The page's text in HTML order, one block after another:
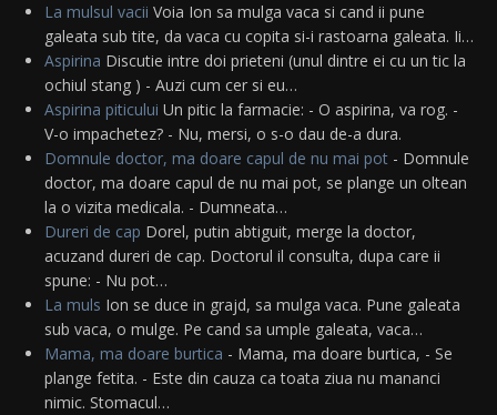
La mulsul vacii Voia Ion sa mulga vaca si cand ii pune
galeata sub tite, da vaca cu copita si-i rastoarna galeata. Ii…
Aspirina Discutie intre doi prieteni (unul dintre ei cu un tic la
ochiul stang ) - Auzi cum cer si eu…
Aspirina piticului Un pitic la farmacie: - O aspirina, va rog. -
V-o impachetez? - Nu, mersi, o s-o dau de-a dura.
Domnule doctor, ma doare capul de nu mai pot - Domnule
doctor, ma doare capul de nu mai pot, se plange un oltean
la o vizita medicala. - Dumneata…
Dureri de cap Dorel, putin abtiguit, merge la doctor,
acuzand dureri de cap. Doctorul il consulta, dupa care ii
spune: - Nu pot…
La muls Ion se duce in grajd, sa mulga vaca. Pune galeata
sub vaca, o mulge. Pe cand sa umple galeata, vaca…
Mama, ma doare burtica - Mama, ma doare burtica, - Se
plange fetita. - Este din cauza ca toata ziua nu mananci
nimic. Stomacul…